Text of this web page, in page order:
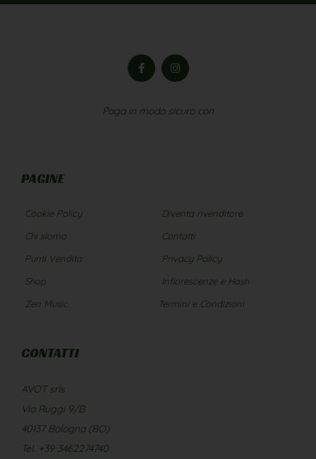
Paga in modo sicuro con
PAGINE
Cookie Policy
Chi siamo
Punti Vendita
Shop
Zen Music
Diventa rivenditore
Contatti
Privacy Policy
Infiorescenze e Hash
Termini e Condizioni
CONTATTI
AVOT srls
Via Ruggi 9/B
40137 Bologna (BO)
Tel. +39 3462274740